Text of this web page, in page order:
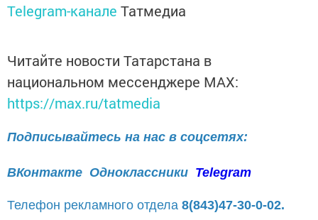
Telegram-канале Татмедиа
Читайте новости Татарстана в
национальном мессенджере MАХ:
https://max.ru/tatmedia
Подписывайтесь на нас в соцсетях:
ВКонтакте Одноклассники Telegram
Телефон рекламного отдела 8(843)47-30-0-02.